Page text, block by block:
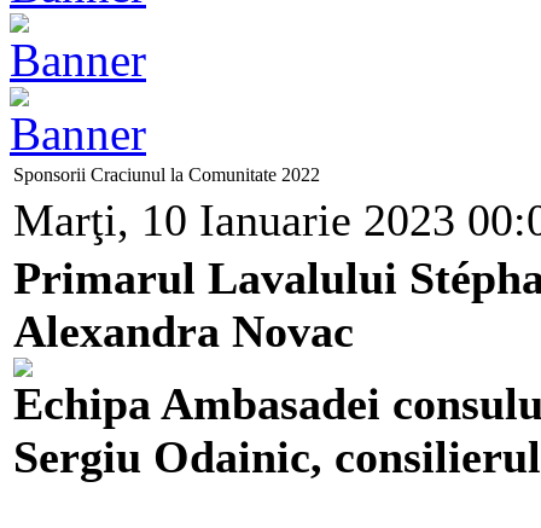
Sponsorii Craciunul la Comunitate 2022
Marţi, 10 Ianuarie 2023
Primarul Lavalului
Alexandra Novac
Echipa Ambasadei
Sergiu Odainic,